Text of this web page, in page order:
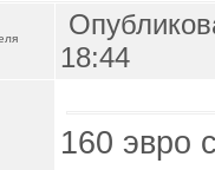
18:44
160 эвро